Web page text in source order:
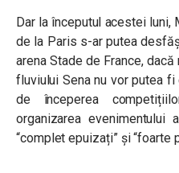
Dar la începutul acestei luni,
de la Paris s-ar putea
arena Stade de France,
fluviului Sena nu vor putea
de începerea
organizarea
“complet epuizați” și “foarte